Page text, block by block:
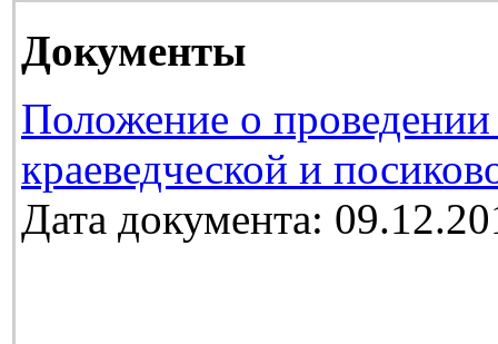
Документы
Положение о проведении
краеведческой и
Дата документа: